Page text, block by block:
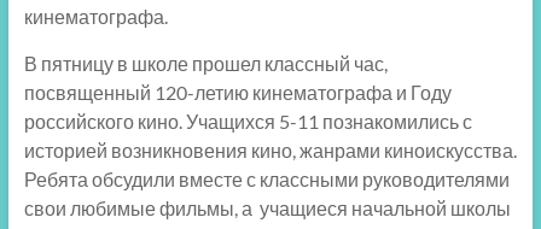
кинематографа.
В пятницу в школе прошел классный час,
посвященный 120-летию кинематографа и Году
российского кино. Учащихся 5-11 познакомились с
историей возникновения кино, жанрами киноискусства.
Ребята обсудили вместе с классными руководителями
свои любимые фильмы, а учащиеся начальной школы